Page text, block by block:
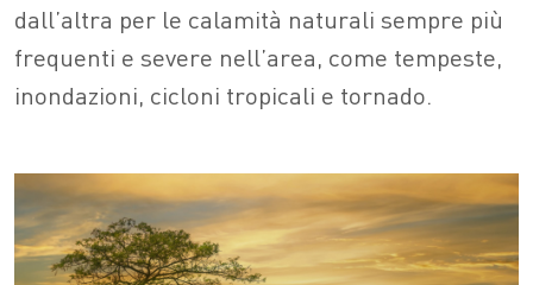
dall’altra per le calamità naturali sempre più
frequenti e severe nell’area, come tempeste,
inondazioni, cicloni tropicali e tornado.